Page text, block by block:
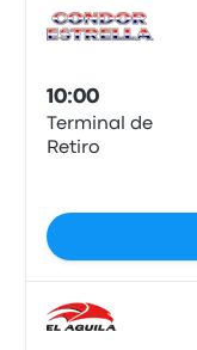
10:00
Terminal de
Retiro